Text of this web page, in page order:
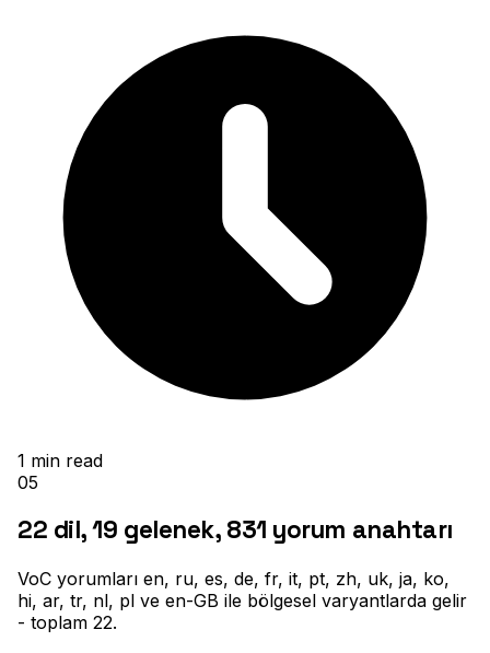
1 min read
05
22 dil, 19 gelenek, 831 yorum anahtarı
VoC yorumları en, ru, es, de, fr, it, pt, zh, uk, ja, ko,
hi, ar, tr, nl, pl ve en-GB ile bölgesel varyantlarda gelir
- toplam 22.